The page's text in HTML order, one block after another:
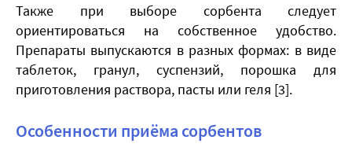
Также при выборе сорбента следует
ориентироваться на собственное удобство.
Препараты выпускаются в разных формах: в виде
таблеток, гранул, суспензий, порошка для
приготовления раствора, пасты или геля [3].
Особенности приёма сорбентов